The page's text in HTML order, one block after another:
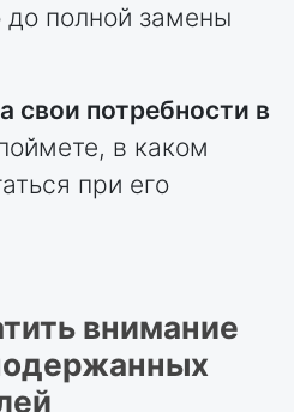
до полной замены
свои потребности в
в каком
при его
внимание